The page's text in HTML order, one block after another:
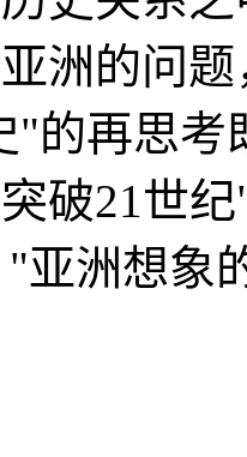
洲的问
"的再思考
破21世
亚洲想象